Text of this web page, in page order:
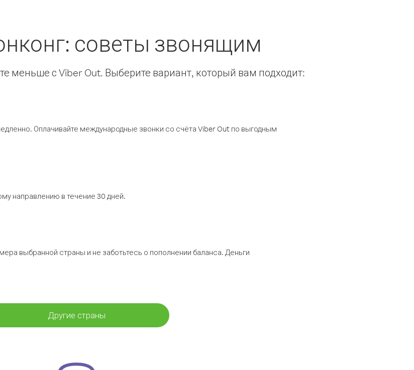
советы звонящим
меньше с Viber Out. Выберите вариант, который вам подходит:
Оплачивайте международные звонки со счёта Viber Out по выгодным
направлению в течение 30 дней.
выбранной страны и не заботьтесь о пополнении баланса. Деньги
Другие страны